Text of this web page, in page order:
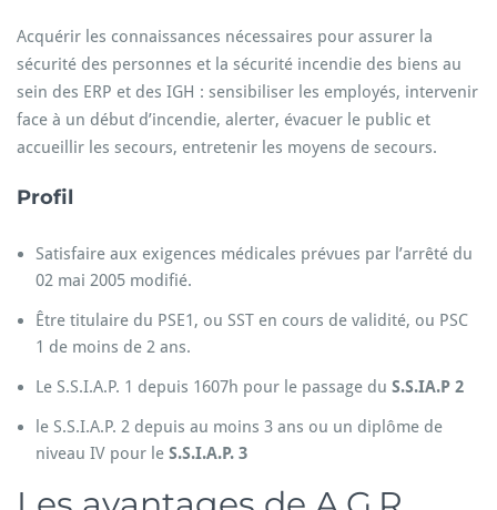
Acquérir les connaissances nécessaires pour assurer la
sécurité des personnes et la sécurité incendie des biens au
sein des ERP et des IGH : sensibiliser les employés, intervenir
face à un début d’incendie, alerter, évacuer le public et
accueillir les secours, entretenir les moyens de secours.
Profil
Satisfaire aux exigences médicales prévues par l’arrêté du
02 mai 2005 modifié.
Être titulaire du PSE1, ou SST en cours de validité, ou PSC
1 de moins de 2 ans.
Le S.S.I.A.P. 1 depuis 1607h pour le passage du S.S.IA.P 2
le S.S.I.A.P. 2 depuis au moins 3 ans ou un diplôme de
niveau IV pour le S.S.I.A.P. 3